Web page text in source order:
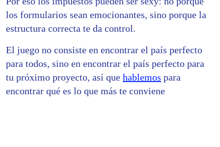
los formularios sean emocionantes, sino porque la
estructura correcta te da control.
El juego no consiste en encontrar el país perfecto
para todos, sino en encontrar el país perfecto para
tu próximo proyecto, así que hablemos para
encontrar qué es lo que más te conviene